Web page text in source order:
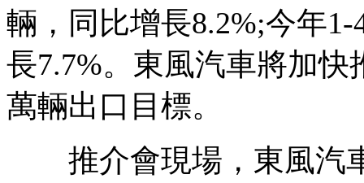
輛，同比增長8.2%;今年
長7.7%。東風汽車將加快
萬輛出口目標。
推介會現場，東風汽